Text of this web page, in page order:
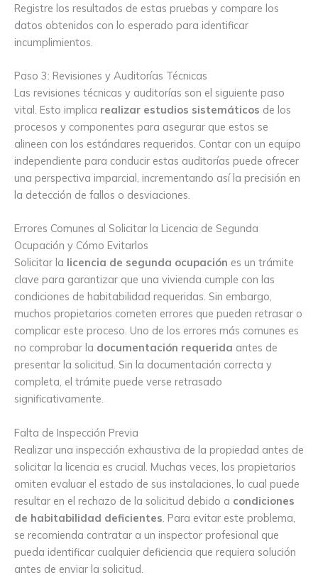
Registre los resultados de estas pruebas y compare los
datos obtenidos con lo esperado para identificar
incumplimientos.
Paso 3: Revisiones y Auditorías Técnicas
Las revisiones técnicas y auditorías son el siguiente paso
vital. Esto implica realizar estudios sistemáticos de los
procesos y componentes para asegurar que estos se
alineen con los estándares requeridos. Contar con un equipo
independiente para conducir estas auditorías puede ofrecer
una perspectiva imparcial, incrementando así la precisión en
la detección de fallos o desviaciones.
Errores Comunes al Solicitar la Licencia de Segunda
Ocupación y Cómo Evitarlos
Solicitar la licencia de segunda ocupación es un trámite
clave para garantizar que una vivienda cumple con las
condiciones de habitabilidad requeridas. Sin embargo,
muchos propietarios cometen errores que pueden retrasar o
complicar este proceso. Uno de los errores más comunes es
no comprobar la documentación requerida antes de
presentar la solicitud. Sin la documentación correcta y
completa, el trámite puede verse retrasado
significativamente.
Falta de Inspección Previa
Realizar una inspección exhaustiva de la propiedad antes de
solicitar la licencia es crucial. Muchas veces, los propietarios
omiten evaluar el estado de sus instalaciones, lo cual puede
resultar en el rechazo de la solicitud debido a condiciones
de habitabilidad deficientes . Para evitar este problema,
se recomienda contratar a un inspector profesional que
pueda identificar cualquier deficiencia que requiera solución
antes de enviar la solicitud.